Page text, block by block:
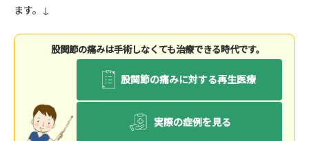
ます。
↓
股関節の痛みは⼿術しなくても治療できる時代です。
股関節の痛みに対する再生医療
実際の症例を見る